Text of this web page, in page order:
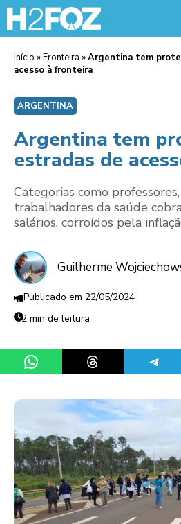
Início »Fronteira »Argentina tem
acesso à fronteira
ARGENTINA
Argentina tem
estradas de
Categorias como
trabalhadores da saúde
salários, corroídos pela
Guilherme
22/05/2024
2 min de leitura
Share on WhatsAppShare on Threads